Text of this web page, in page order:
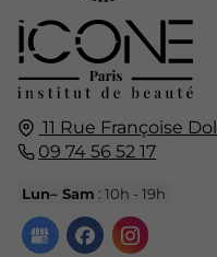
11 Rue Françoise
09 74 56 52 17
Lun– Sam : 10h - 19h